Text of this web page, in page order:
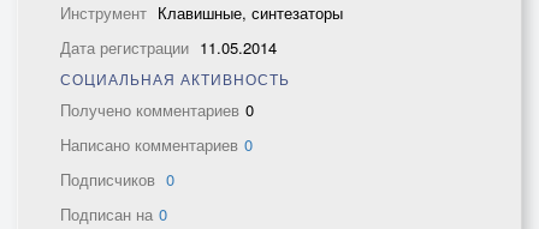
Инструмент Клавишные, синтезаторы
Дата регистрации 11.05.2014
СОЦИАЛЬНАЯ АКТИВНОСТЬ
Получено комментариев 0
Написано комментариев 0
Подписчиков 0
Подписан на 0